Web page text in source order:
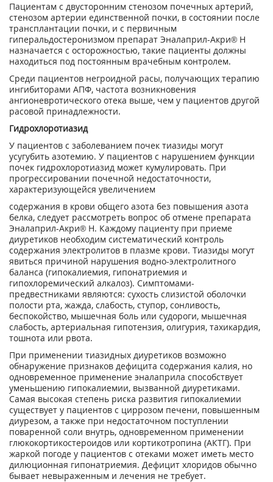
Пациентам с двусторонним стенозом почечных артерий,
стенозом артерии единственной почки, в состоянии после
трансплантации почки, и с первичным
гиперальдостеронизмом препарат Эналаприл-Акри® Н
назначается с осторожностью, такие пациенты должны
находиться под постоянным врачебным контролем.
Среди пациентов негроидной расы, получающих терапию
ингибиторами АПФ, частота возникновения
ангионевротического отека выше, чем у пациентов другой
расовой принадлежности.
Гидрохлоротиазид
У пациентов с заболеванием почек тиазиды могут
усугубить азотемию. У пациентов с нарушением функции
почек гидрохлоротиазид может кумулировать. При
прогрессировании почечной недостаточности,
характеризующейся увеличением
содержания в крови общего азота без повышения азота
белка, следует рассмотреть вопрос об отмене препарата
Эналаприл-Акри® Н. Каждому пациенту при приеме
диуретиков необходим систематический контроль
содержания электролитов в плазме крови. Тиазиды могут
явиться причиной нарушения водно-электролитного
баланса (гипокалиемия, гипонатриемия и
гипохлоремический алкалоз). Симптомами-
предвестниками являются: сухость слизистой оболочки
полости рта, жажда, слабость, ступор, сонливость,
беспокойство, мышечная боль или судороги, мышечная
слабость, артериальная гипотензия, олигурия, тахикардия,
тошнота или рвота.
При применении тиазидных диуретиков возможно
обнаружение признаков дефицита содержания калия, но
одновременное применение эналаприла способствует
уменьшению гипокалиемии, вызванной диуретиками.
Самая высокая степень риска развития гипокалиемии
существует у пациентов с циррозом печени, повышенным
диурезом, а также при недостаточном поступлении
поваренной соли внутрь, одновременном применении
глюкокортикостероидов или кортикотропина (АКТГ). При
жаркой погоде у пациентов с отеками может иметь место
дилюционная гипонатриемия. Дефицит хлоридов обычно
бывает невыраженным и лечения не требует.